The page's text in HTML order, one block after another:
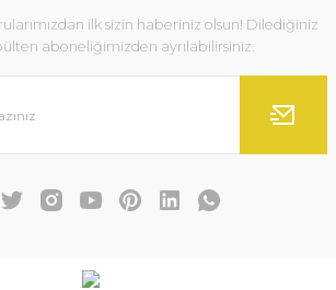
ilk sizin haberiniz olsun! Dilediğiniz
aboneliğimizden ayrılabilirsiniz.